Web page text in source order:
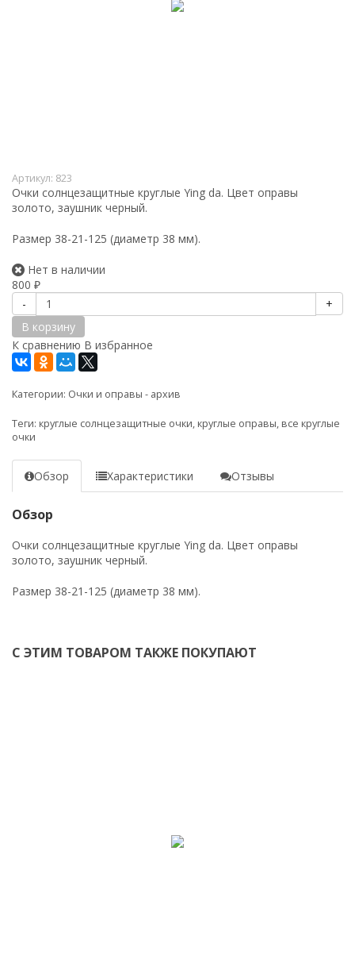
Артикул: 823
Очки солнцезащитные круглые Ying da. Цвет оправы
золото, заушник черный.
Размер 38-21-125 (диаметр 38 мм).
Нет в наличии
800 ₽
-
+
В корзину
К сравнению В избранное
Категории: Очки и оправы - архив
Теги: круглые солнцезащитные очки, круглые оправы, все круглые
очки
Обзор Характеристики Отзывы
Обзор
Очки солнцезащитные круглые Ying da. Цвет оправы
золото, заушник черный.
Размер 38-21-125 (диаметр 38 мм).
С ЭТИМ ТОВАРОМ ТАКЖЕ ПОКУПАЮТ